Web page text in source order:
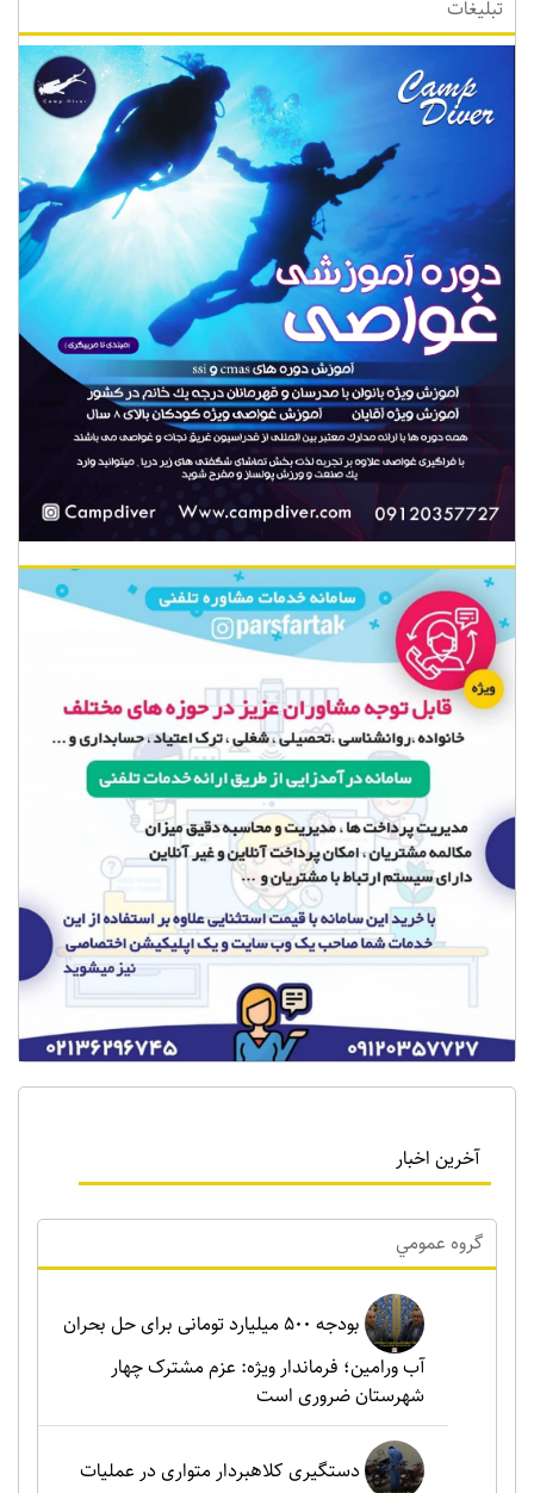
تبلیغات
آخرین اخبار
گروه عمومي
بودجه ۵۰۰ میلیارد تومانی برای حل بحران
آب ورامین؛ فرماندار ویژه: عزم مشترک چهار
شهرستان ضروری است
دستگیری کلاهبردار متواری در عملیات